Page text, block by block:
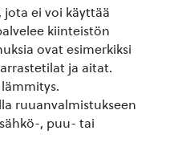
jota ei voi käyttää
kiinteistön
ovat esimerkiksi
ja aitat.
ruuanvalmistukseen
, puu- tai